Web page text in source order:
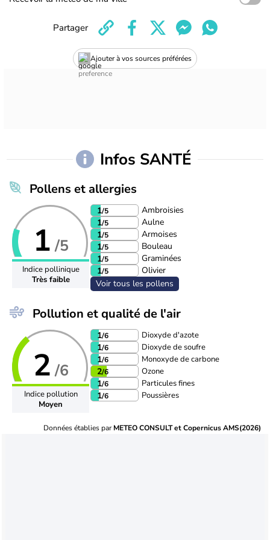
Ajouter à vos sources préférées
Partager
Infos SANTÉ
Pollens et allergies
1 /5
Indice pollinique
Très faible
1/5
Ambroisies
1/5
Aulne
1/5
Armoises
1/5
Bouleau
1/5
Graminées
1/5
Olivier
Voir tous les pollens
Pollution et qualité de l'air
2 /6
Indice pollution
Moyen
1/6 Dioxyde d'azote
1/6 Dioxyde de soufre
1/6 Monoxyde de carbone
2/6 Ozone
1/6 Particules fines
1/6 Poussières
Données établies parMETEO CONSULT et Copernicus AMS(2026)